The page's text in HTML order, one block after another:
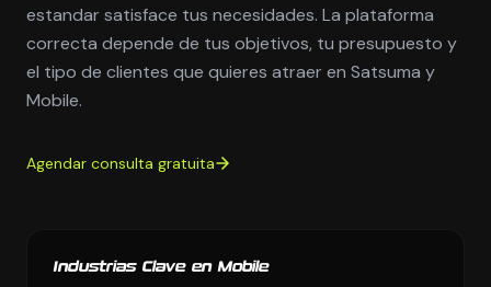
estandar satisface tus necesidades. La plataforma
correcta depende de tus objetivos, tu presupuesto y
el tipo de clientes que quieres atraer en Satsuma y
Mobile.
Agendar consulta gratuita
Industrias Clave en Mobile